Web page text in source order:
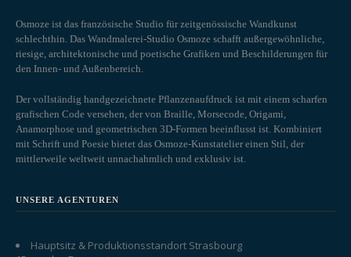
Osmoze ist das französische Studio für zeitgenössische Wandkunst
schlechthin. Das Wandmalerei-Studio Osmoze schafft außergewöhnliche,
riesige, architektonische und poetische Grafiken und Beschilderungen für
den Innen- und Außenbereich.
Der vollständig handgezeichnete Pflanzenaufdruck ist mit einem scharfen
grafischen Code versehen, der von Braille, Morsecode, Origami,
Anamorphose und geometrischen 3D-Formen beeinflusst ist. Kombiniert
mit Schrift und Poesie bietet das Osmoze-Kunstatelier einen Stil, der
mittlerweile weltweit unnachahmlich und exklusiv ist.
UNSERE AGENTUREN
Hauptsitz & Produktionsstandort Strasbourg